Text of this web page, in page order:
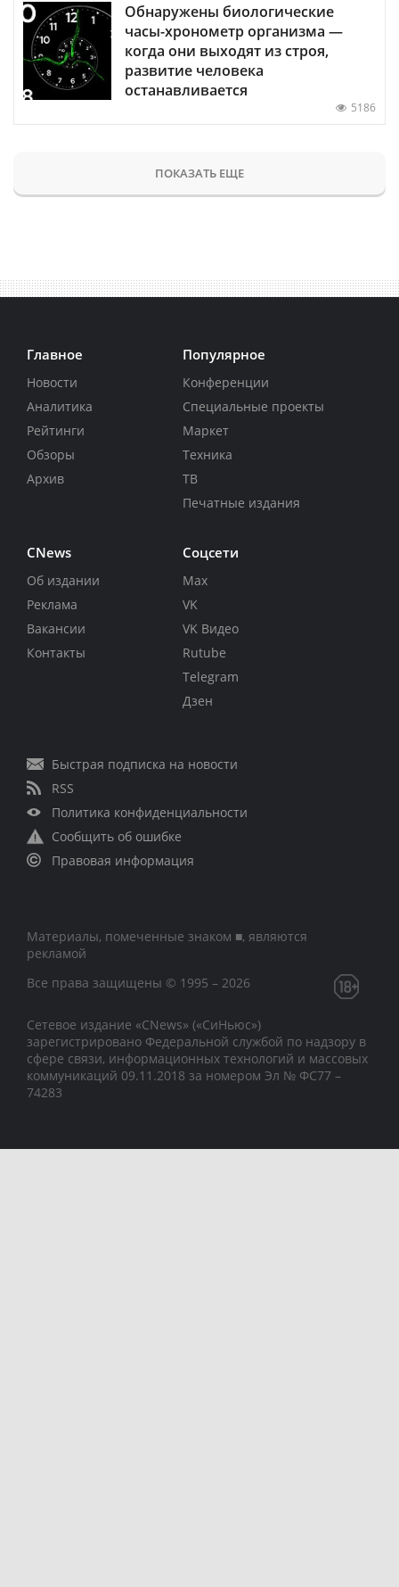
Обнаружены биологические
часы-хронометр организма —
когда они выходят из строя,
развитие человека
останавливается
5186
ПОКАЗАТЬ ЕЩЕ
Главное
Новости
Аналитика
Рейтинги
Обзоры
Архив
Популярное
Конференции
Специальные проекты
Маркет
Техника
ТВ
Печатные издания
CNews
Об издании
Реклама
Вакансии
Контакты
Соцсети
Max
VK
VK Видео
Rutube
Telegram
Дзен
Быстрая подписка на новости
RSS
Политика конфиденциальности
Сообщить об ошибке
Правовая информация
Материалы, помеченные знаком ■, являются
рекламой
Все права защищены © 1995 – 2026
Сетевое издание «CNews» («СиНьюс»)
зарегистрировано Федеральной службой по надзору в
сфере связи, информационных технологий и массовых
коммуникаций 09.11.2018 за номером Эл № ФС77 –
74283